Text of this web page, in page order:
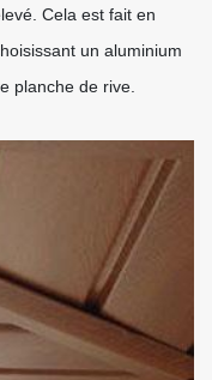
Cela est fait en
un aluminium
planche de rive.